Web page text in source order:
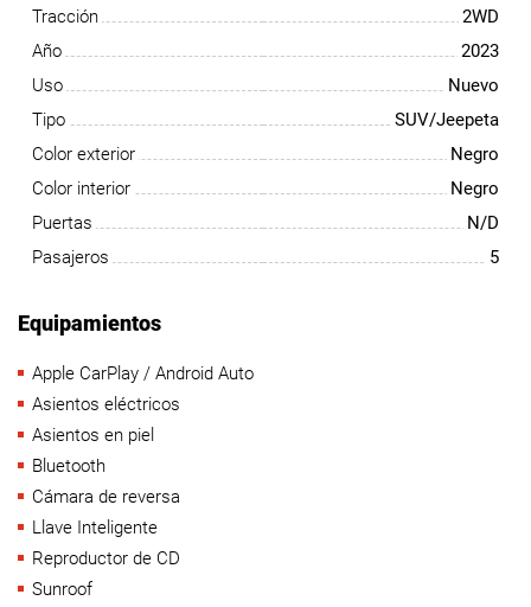
Tracción
2WD
Año
2023
Uso
Nuevo
Tipo
SUV/Jeepeta
Color exterior
Negro
Color interior
Negro
Puertas
N/D
Pasajeros
5
Equipamientos
Apple CarPlay / Android Auto
Asientos eléctricos
Asientos en piel
Bluetooth
Cámara de reversa
Llave Inteligente
Reproductor de CD
Sunroof